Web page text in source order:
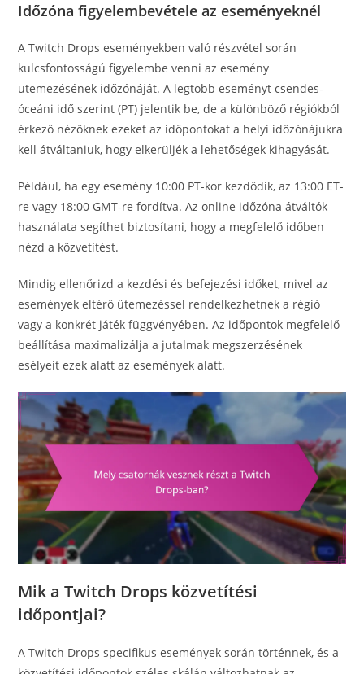
Időzóna figyelembevétele az eseményeknél
A Twitch Drops eseményekben való részvétel során
kulcsfontosságú figyelembe venni az esemény
ütemezésének időzónáját. A legtöbb eseményt csendes-
óceáni idő szerint (PT) jelentik be, de a különböző régiókból
érkező nézőknek ezeket az időpontokat a helyi időzónájukra
kell átváltaniuk, hogy elkerüljék a lehetőségek kihagyását.
Például, ha egy esemény 10:00 PT-kor kezdődik, az 13:00 ET-
re vagy 18:00 GMT-re fordítva. Az online időzóna átváltók
használata segíthet biztosítani, hogy a megfelelő időben
nézd a közvetítést.
Mindig ellenőrizd a kezdési és befejezési időket, mivel az
események eltérő ütemezéssel rendelkezhetnek a régió
vagy a konkrét játék függvényében. Az időpontok megfelelő
beállítása maximalizálja a jutalmak megszerzésének
esélyeit ezek alatt az események alatt.
Mik a Twitch Drops közvetítési
időpontjai?
A Twitch Drops specifikus események során történnek, és a